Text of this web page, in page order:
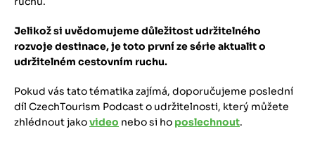
Jelikož si uvědomujeme důležitost udržitelného
rozvoje destinace, je toto první ze série aktualit o
udržitelném cestovním ruchu.
Pokud vás tato tématika zajímá, doporučujeme poslední
díl CzechTourism Podcast o udržitelnosti, který můžete
zhlédnout jakovideo nebo si ho poslechnout.